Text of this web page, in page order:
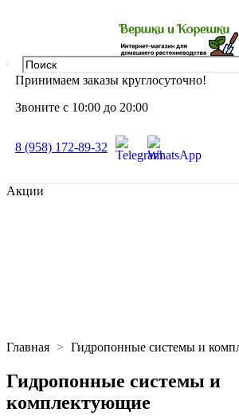
Принимаем заказы круглосуточно!
Звоните с 10:00 до 20:00
8 (958) 172-89-32
Акции
Главная Гидропонные системы и
Гидропонные системы и
комплектующие